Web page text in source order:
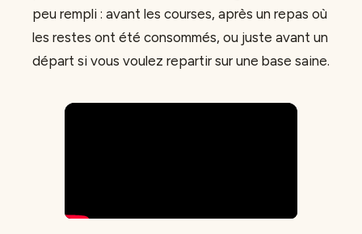
peu rempli : avant les courses, après un repas où
les restes ont été consommés, ou juste avant un
départ si vous voulez repartir sur une base saine.